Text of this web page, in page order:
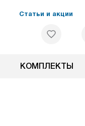
Статьи и акции
КОМПЛЕКТЫ